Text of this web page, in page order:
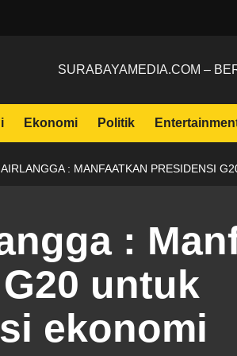
SURABAYAMEDIA.COM –
Ekonomi Politik
: MANFAATKAN PRESIDENSI
:
untuk
ekonomi